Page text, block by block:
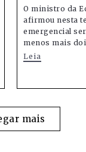
O ministro da
afirmou nesta
emergencial
menos mais
Leia
mais